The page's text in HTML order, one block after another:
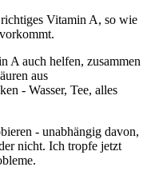
Vitamin A, so wie
A auch helfen, zusammen
aus
- Wasser, Tee, alles
- unabhängig davon,
nicht. Ich tropfe jetzt